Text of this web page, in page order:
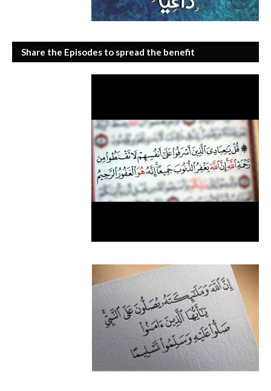
Share the Episodes to spread the benefit